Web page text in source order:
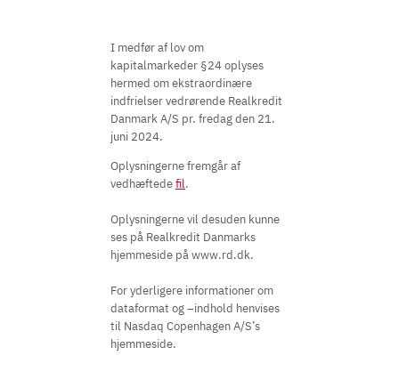
I medfør af lov om
kapitalmarkeder §24 oplyses
hermed om ekstraordinære
indfrielser vedrørende Realkredit
Danmark A/S pr. fredag den 21.
juni 2024.
Oplysningerne fremgår af
vedhæftedefil.
Oplysningerne vil desuden kunne
ses på Realkredit Danmarks
hjemmeside på www.rd.dk.
For yderligere informationer om
dataformat og –indhold henvises
til Nasdaq Copenhagen A/S’s
hjemmeside.